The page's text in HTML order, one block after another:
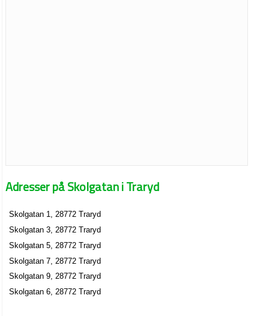
Adresser på Skolgatan i Traryd
Skolgatan 1, 28772 Traryd
Skolgatan 3, 28772 Traryd
Skolgatan 5, 28772 Traryd
Skolgatan 7, 28772 Traryd
Skolgatan 9, 28772 Traryd
Skolgatan 6, 28772 Traryd